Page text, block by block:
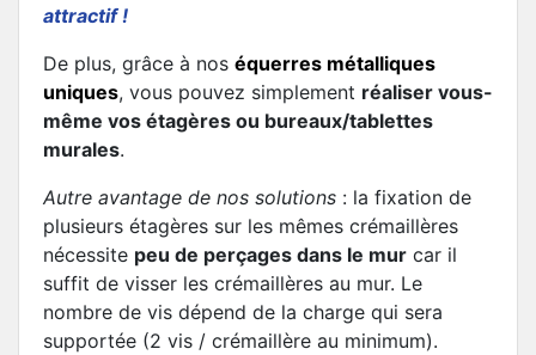
attractif !
De plus, grâce à nos équerres métalliques
uniques, vous pouvez simplement réaliser vous-
même vos étagères ou bureaux/tablettes
murales.
Autre avantage de nos solutions : la fixation de
plusieurs étagères sur les mêmes crémaillères
nécessite peu de perçages dans le mur car il
suffit de visser les crémaillères au mur. Le
nombre de vis dépend de la charge qui sera
supportée (2 vis / crémaillère au minimum).